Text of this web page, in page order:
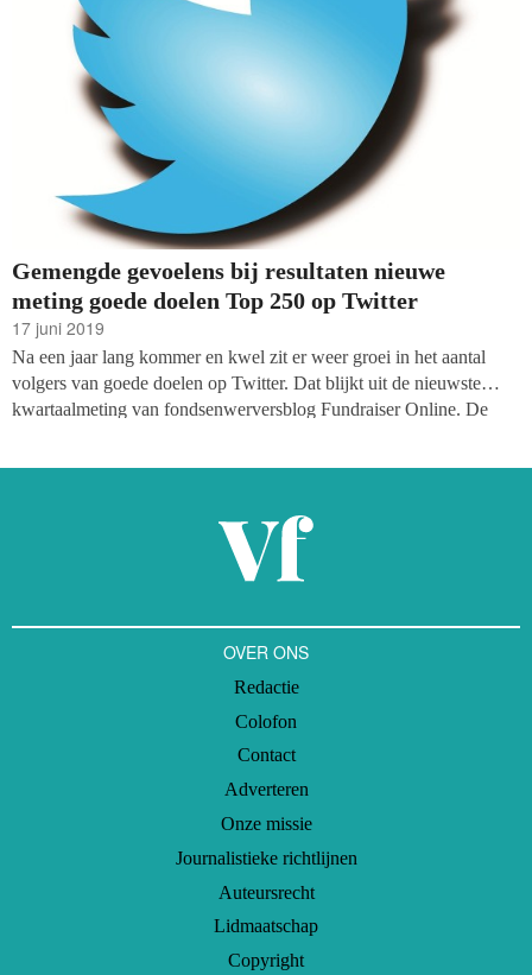
Gemengde gevoelens bij resultaten nieuwe
meting goede doelen Top 250 op Twitter
17 juni 2019
Na een jaar lang kommer en kwel zit er weer groei in het aantal
volgers van goede doelen op Twitter. Dat blijkt uit de nieuwste
kwartaalmeting van fondsenwerversblog Fundraiser Online. De
OVER ONS
Redactie
Colofon
Contact
Adverteren
Onze missie
Journalistieke richtlijnen
Auteursrecht
Lidmaatschap
Copyright